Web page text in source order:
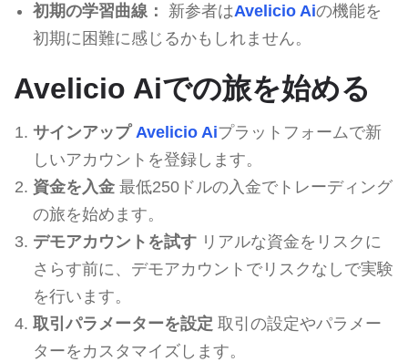
初期の学習曲線：
新参者はAvelicio Aiの機能を
初期に困難に感じるかもしれません。
Avelicio Aiでの旅を始める
サインアップ Avelicio Aiプラットフォームで新
しいアカウントを登録します。
資金を入金最低250ドルの入金でトレーディング
の旅を始めます。
デモアカウントを試すリアルな資金をリスクに
さらす前に、デモアカウントでリスクなしで実験
を行います。
取引パラメーターを設定 取引の設定やパラメー
ターをカスタマイズします。